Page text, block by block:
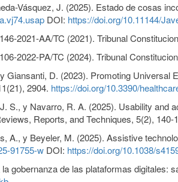
Vásquez, J. (2025). Estado de cosas
DOI: https://doi.org/10.11144/
2021-AA/TC (2021). Tribunal
2022-PA/TC (2024). Tribunal
Giansanti, D. (2023). Promoting
2904. https://doi.org/10.3390/
S., y Navarro, R. A. (2025). Usability and
Reports, and Techniques, 5(2), 140-
A., y Beyeler, M. (2025). Assistive
91755-w DOI: https://doi.org/10.1038/
gobernanza de las plataformas digitales: